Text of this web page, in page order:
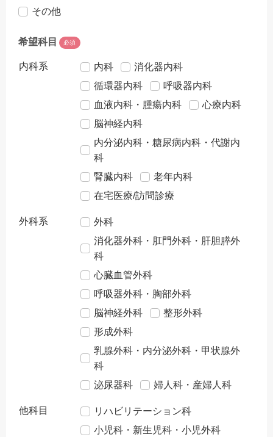
その他
希望科目 必須
内科系 内科
消化器内科
循環器内科
呼吸器内科
血液内科・腫瘍内科
心療内科
脳神経内科
内分泌内科・糖尿病内科・代謝内
科
腎臓内科
老年内科
在宅医療/訪問診療
外科系
外科
消化器外科・肛門外科・肝胆膵外
科
心臓血管外科
呼吸器外科・胸部外科
脳神経外科
整形外科
形成外科
乳腺外科・内分泌外科・甲状腺外
科
泌尿器科
婦人科・産婦人科
他科目
リハビリテーション科
小児科・新生児科・小児外科